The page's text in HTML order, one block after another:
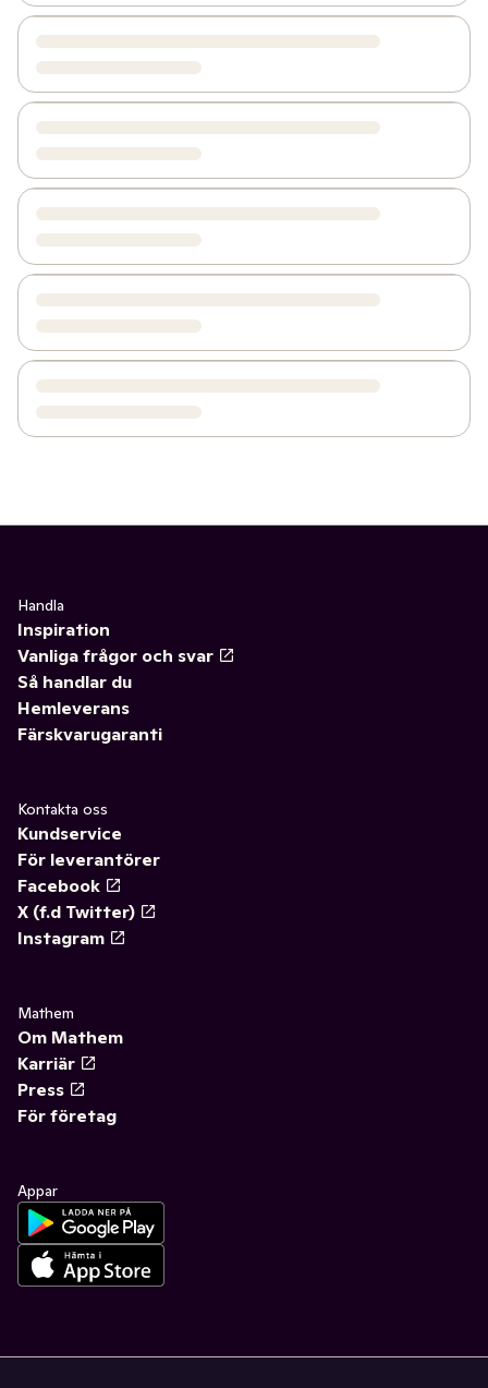
Handla
Inspiration
Vanliga frågor och svar
Så handlar du
Hemleverans
Färskvarugaranti
Kontakta oss
Kundservice
För leverantörer
Facebook
X (f.d Twitter)
Instagram
Mathem
Om Mathem
Karriär
Press
För företag
Appar